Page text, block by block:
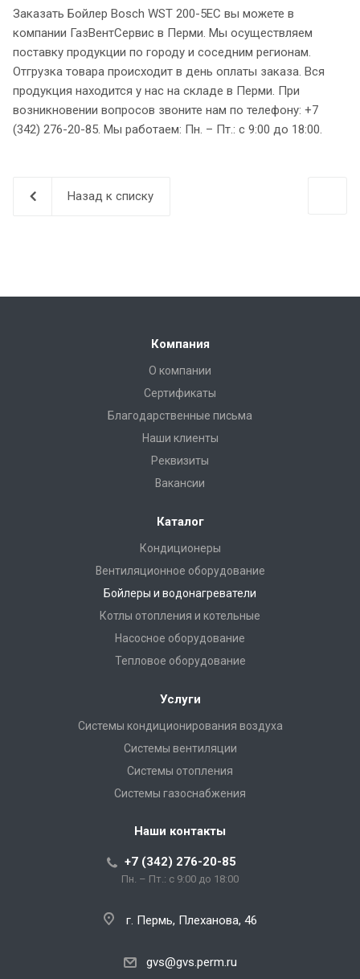
Заказать Бойлер Bosch WST 200-5EC вы можете в
компании ГазВентСервис в Перми. Мы осуществляем
поставку продукции по городу и соседним регионам.
Отгрузка товара происходит в день оплаты заказа. Вся
продукция находится у нас на складе в Перми. При
возникновении вопросов звоните нам по телефону: +7
(342) 276-20-85. Мы работаем: Пн. – Пт.: с 9:00 до 18:00.
Назад к списку
Компания
О компании
Сертификаты
Благодарственные письма
Наши клиенты
Реквизиты
Вакансии
Каталог
Кондиционеры
Вентиляционное оборудование
Бойлеры и водонагреватели
Котлы отопления и котельные
Насосное оборудование
Тепловое оборудование
Услуги
Системы кондиционирования воздуха
Системы вентиляции
Системы отопления
Системы газоснабжения
Наши контакты
+7 (342) 276-20-85
Пн. – Пт.: с 9:00 до 18:00
г. Пермь, Плеханова, 46
gvs@gvs.perm.ru